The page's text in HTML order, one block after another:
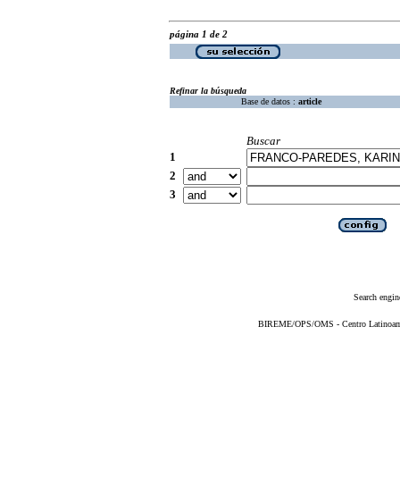
página 1 de 2
Refinar la búsqueda
Base de datos : article
Buscar
1
2
3
Search
BIREME/OPS/OMS - Centro